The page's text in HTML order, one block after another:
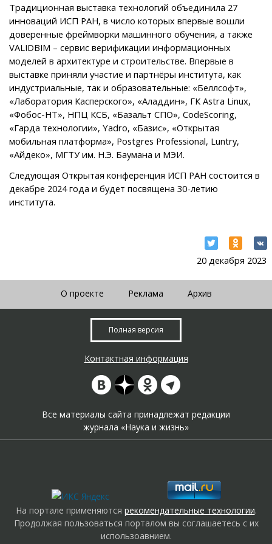
Традиционная выставка технологий объединила 27
инноваций ИСП РАН, в число которых впервые вошли
доверенные фреймворки машинного обучения, а также
VALIDBIM – сервис верификации информационных
моделей в архитектуре и строительстве. Впервые в
выставке приняли участие и партнёры института, как
индустриальные, так и образовательные: «Беллсофт»,
«Лаборатория Касперского», «Аладдин», ГК Astra Linux,
«Фобос-НТ», НПЦ КСБ, «Базальт СПО», CodeScoring,
«Гарда технологии», Yadro, «Базис», «Открытая
мобильная платформа», Postgres Professional, Luntry,
«Айдеко», МГТУ им. Н.Э. Баумана и МЭИ.
Следующая Открытая конференция ИСП РАН состоится в
декабре 2024 года и будет посвящена 30-летию
института.
20 декабря 2023
О проекте Реклама Архив
Полная версия
Контактная информация
Все материалы сайта принадлежат редакции
журнала «Наука и жизнь»
На портале применяются рекомендательные технологии.
Продолжая пользоваться порталом вы соглашаетесь с их
использоавнием.